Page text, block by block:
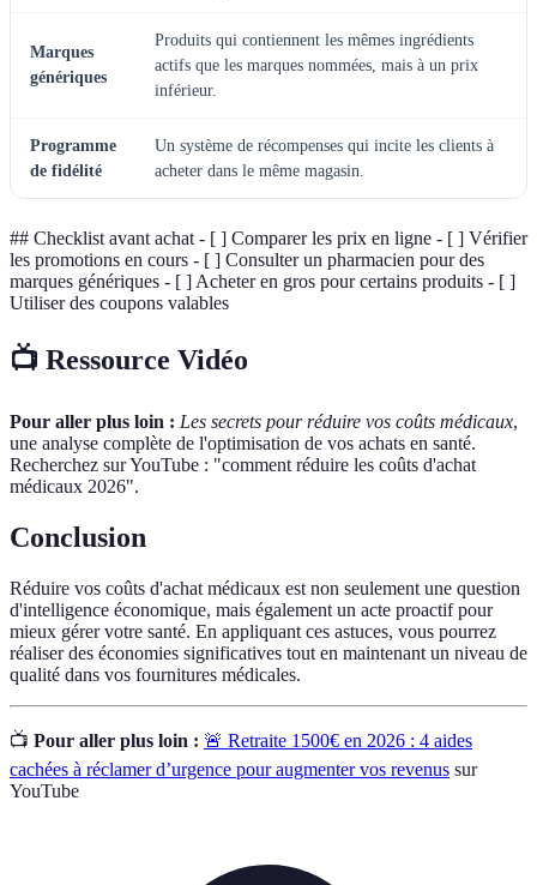
Marques
génériques
Produits qui contiennent les mêmes ingrédients
actifs que les marques nommées, mais à un prix
inférieur.
Programme
de fidélité
Un système de récompenses qui incite les clients à
acheter dans le même magasin.
## Checklist avant achat - [ ] Comparer les prix en ligne - [ ] Vérifier
les promotions en cours - [ ] Consulter un pharmacien pour des
marques génériques - [ ] Acheter en gros pour certains produits - [ ]
Utiliser des coupons valables
📺 Ressource Vidéo
Pour aller plus loin : Les secrets pour réduire vos coûts médicaux,
une analyse complète de l'optimisation de vos achats en santé.
Recherchez sur YouTube : "comment réduire les coûts d'achat
médicaux 2026".
Conclusion
Réduire vos coûts d'achat médicaux est non seulement une question
d'intelligence économique, mais également un acte proactif pour
mieux gérer votre santé. En appliquant ces astuces, vous pourrez
réaliser des économies significatives tout en maintenant un niveau de
qualité dans vos fournitures médicales.
📺 Pour aller plus loin : 🚨 Retraite 1500€ en 2026 : 4 aides
cachées à réclamer d’urgence pour augmenter vos revenus sur
YouTube